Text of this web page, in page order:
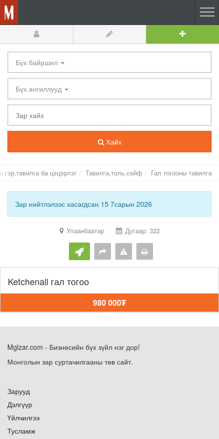
Бүх байршил
Бүх ангиллууд
Хайх
гэр,тавилга ба цэцэрлэг Тавилга,толь,сейф Гал тогооны тавилга
Зар нийтлэлээс хасагдсан 15 7сарын 2026
Улаанбаатар Дугаар: 322
Ketchenall гал тогоо
980 000₮
Mglzar.com - Бизнесийн бүх зүйл нэг дор!
Монголын зар суртачилгааны төв сайт.
Зарууд
Дэлгүүр
Үйлчилгээ
Тусламж